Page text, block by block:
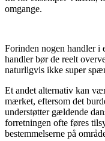
omgange.
Forinden nogen handler i
handler bør de reelt
naturligvis ikke super
Et andet alternativ kan
mærket, eftersom det
understøtter gældende
forretningen ofte føres
bestemmelserne på